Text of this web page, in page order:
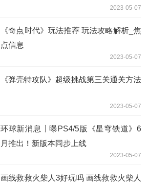
2023-05-07
《奇点时代》玩法推荐 玩法攻略解析_焦
点信息
2023-05-07
《弹壳特攻队》超级挑战第三关通关方法
2023-05-07
环球新消息丨曝PS4/5版《星穹铁道》6
月推出！新版本同步上线
2023-05-07
画线救救火柴人3好玩吗 画线救救火柴人